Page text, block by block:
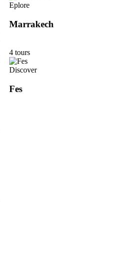
Eplore
Marrakech
4 tours
Discover
Fes